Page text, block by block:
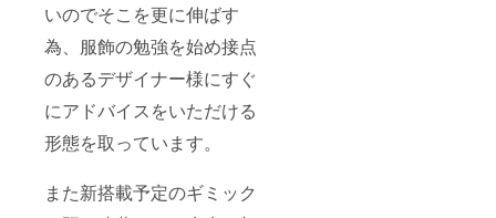
いのでそこを更に伸ばす
為、服飾の勉強を始め接点
のあるデザイナー様にすぐ
にアドバイスをいただける
形態を取っています。
また新搭載予定のギミック